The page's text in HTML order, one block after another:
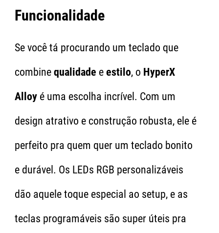
Funcionalidade
Se você tá procurando um teclado que
combine qualidade e estilo, o HyperX
Alloy é uma escolha incrível. Com um
design atrativo e construção robusta, ele é
perfeito pra quem quer um teclado bonito
e durável. Os LEDs RGB personalizáveis
dão aquele toque especial ao setup, e as
teclas programáveis são super úteis pra